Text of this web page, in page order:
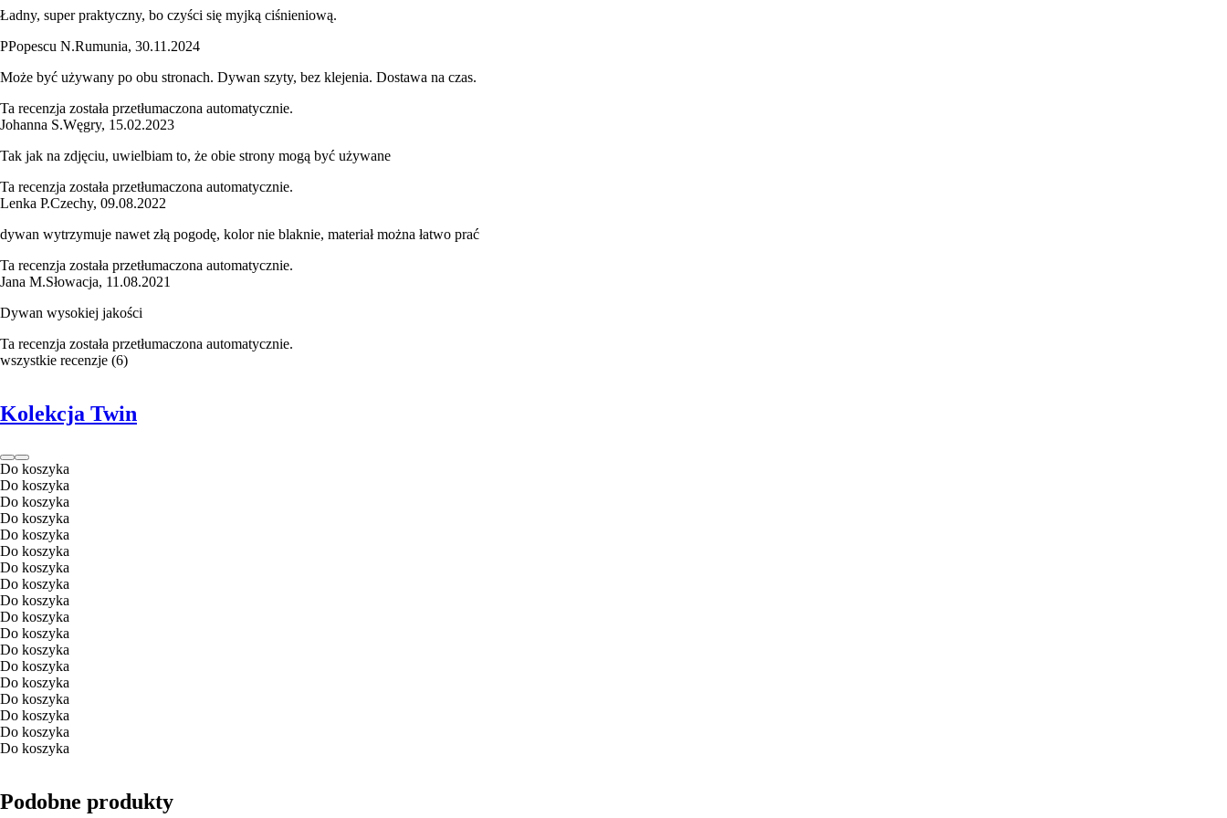
Ładny, super praktyczny, bo czyści się myjką ciśnieniową.
PPopescu N.Rumunia, 30.11.2024
Może być używany po obu stronach. Dywan szyty, bez klejenia. Dostawa na czas.
Ta recenzja została przetłumaczona automatycznie.
Johanna S.Węgry, 15.02.2023
Tak jak na zdjęciu, uwielbiam to, że obie strony mogą być używane
Ta recenzja została przetłumaczona automatycznie.
Lenka P.Czechy, 09.08.2022
dywan wytrzymuje nawet złą pogodę, kolor nie blaknie, materiał można łatwo prać
Ta recenzja została przetłumaczona automatycznie.
Jana M.Słowacja, 11.08.2021
Dywan wysokiej jakości
Ta recenzja została przetłumaczona automatycznie.
wszystkie recenzje (6)
Kolekcja Twin
Do koszyka
Do koszyka
Do koszyka
Do koszyka
Do koszyka
Do koszyka
Do koszyka
Do koszyka
Do koszyka
Do koszyka
Do koszyka
Do koszyka
Do koszyka
Do koszyka
Do koszyka
Do koszyka
Do koszyka
Do koszyka
Podobne produkty